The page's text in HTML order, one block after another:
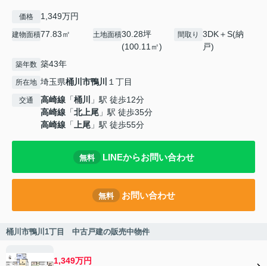
価格 1,349万円
建物面積77.83㎡ 土地面積30.28坪
(100.11㎡)
間取り
3DK＋S(納
戸)
築年数 築43年
所在地 埼玉県桶川市鴨川 １丁目
交通 高崎線 「桶川
」駅 徒歩12分
高崎線 「北上尾 」駅 徒歩35分
高崎線 「 上尾 」駅 徒歩55分
無料 LINEからお問い合わせ
無料 お問い合わせ
桶川市鴨川1丁目 中古戸建の販売中物件
1,349万円